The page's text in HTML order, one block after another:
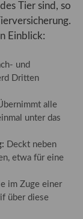
Tier sind, so
Einblick:
und
Dritten
alle
unter das
Deckt neben
etwa für eine
im Zuge einer
über diese